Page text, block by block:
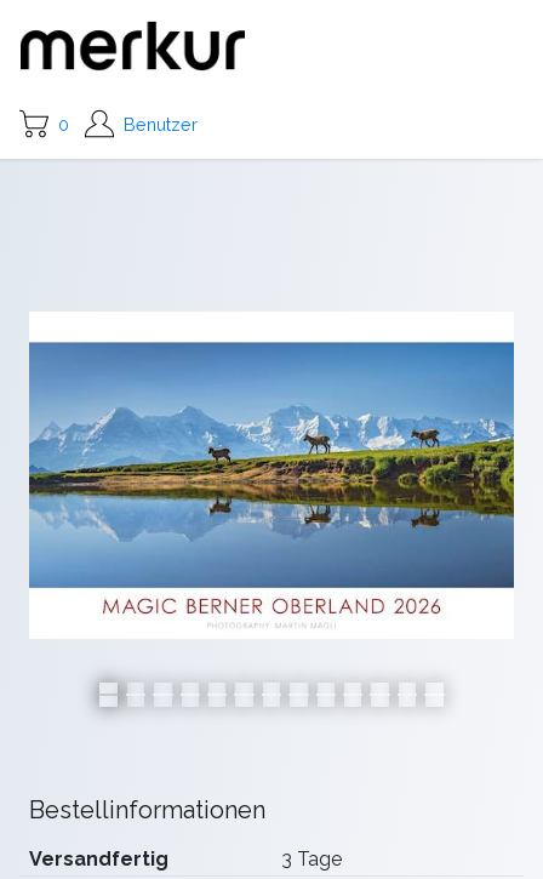
0 Benutzer
Vorherige
Bestellinformationen
Versandfertig
3 Tage